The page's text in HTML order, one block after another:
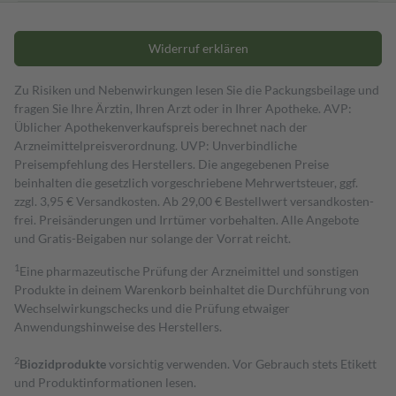
Widerruf erklären
Zu Risiken und Nebenwirkungen lesen Sie die Packungsbeilage und
fragen Sie Ihre Ärztin, Ihren Arzt oder in Ihrer Apotheke. AVP:
Üblicher Apothekenverkaufspreis berechnet nach der
Arzneimittelpreisverordnung. UVP: Unverbindliche
Preisempfehlung des Herstellers. Die angegebenen Preise
beinhalten die gesetzlich vorgeschriebene Mehrwertsteuer, ggf.
zzgl. 3,95 € Versandkosten. Ab 29,00 € Bestell­wert versand­kosten­
frei. Preisänderungen und Irrtümer vorbehalten. Alle Angebote
und Gratis-Beigaben nur solange der Vorrat reicht.
1 Eine pharmazeutische Prüfung der Arzneimittel und sonstigen
Produkte in deinem Warenkorb beinhaltet die Durchführung von
Wechselwirkungschecks und die Prüfung etwaiger
Anwendungshinweise des Herstellers.
2Biozidproduktevorsichtig verwenden. Vor Gebrauch stets Etikett
und Produktinformationen lesen.